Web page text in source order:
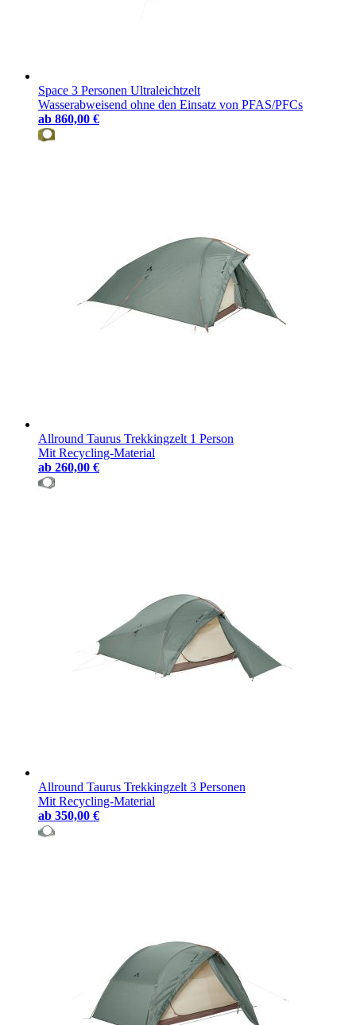
Space 3 Personen Ultraleichtzelt
Wasserabweisend ohne den Einsatz von PFAS/PFCs
ab 860,00 €
Allround Taurus Trekkingzelt 1 Person
Mit Recycling-Material
ab 260,00 €
Allround Taurus Trekkingzelt 3 Personen
Mit Recycling-Material
ab 350,00 €